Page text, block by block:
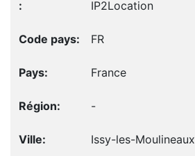
IP2Location
FR
France
-
Issy-les-Moulineaux